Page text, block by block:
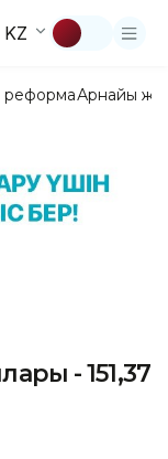
KZ
реформаАрнайы
- 151,37